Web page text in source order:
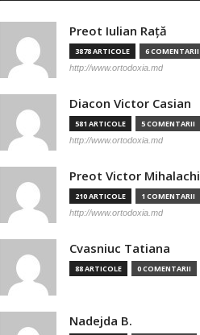
Preot Iulian Raţă
3878 ARTICOLE 6 COMENTARII
http://www.ortodoxia.md
Diacon Victor Casian
581 ARTICOLE 5 COMENTARII
http://www.ortodoxia.md
Preot Victor Mihalachi
210 ARTICOLE 1 COMENTARII
http://www.ortodoxia.md
Cvasniuc Tatiana
88 ARTICOLE 0 COMENTARII
Nadejda B.